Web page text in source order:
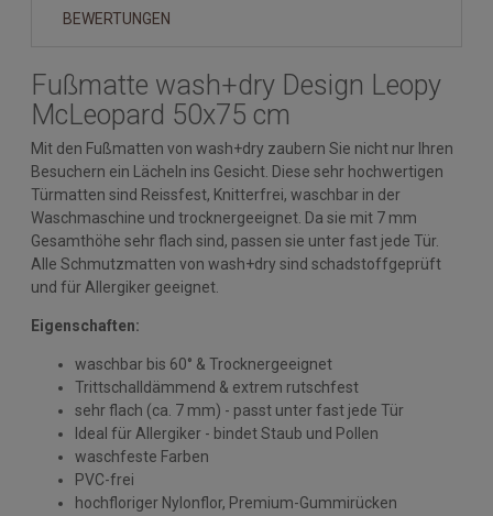
BEWERTUNGEN
Fußmatte wash+dry Design Leopy
McLeopard 50x75 cm
Mit den Fußmatten von wash+dry zaubern Sie nicht nur Ihren
Besuchern ein Lächeln ins Gesicht. Diese sehr hochwertigen
Türmatten sind Reissfest, Knitterfrei, waschbar in der
Waschmaschine und trocknergeeignet. Da sie mit 7 mm
Gesamthöhe sehr flach sind, passen sie unter fast jede Tür.
Alle Schmutzmatten von wash+dry sind schadstoffgeprüft
und für Allergiker geeignet.
Eigenschaften:
waschbar bis 60° & Trocknergeeignet
Trittschalldämmend & extrem rutschfest
sehr flach (ca. 7 mm) - passt unter fast jede Tür
Ideal für Allergiker - bindet Staub und Pollen
waschfeste Farben
PVC-frei
hochfloriger Nylonflor, Premium-Gummirücken